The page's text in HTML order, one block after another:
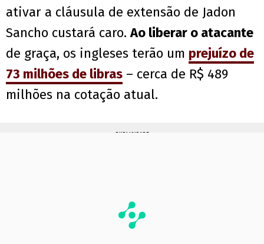
ativar a cláusula de extensão de Jadon
Sancho custará caro.Ao liberar o atacante
de graça, os ingleses terão um prejuízo de
73 milhões de libras – cerca de R$ 489
milhões na cotação atual.
PUBLICIDADE